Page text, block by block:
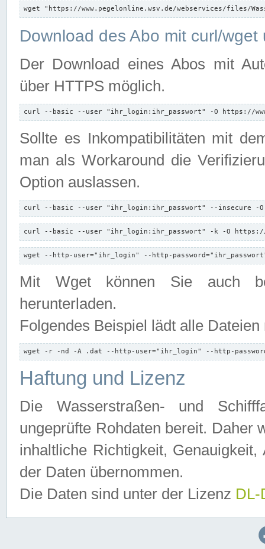
wget "https://www.pegelonline.wsv.de/webservices/files/
Download des Abo mit curl/
Der Download eines Abos mit
über HTTPS möglich.
curl --basic --user "ihr_login:ihr_passwort" -O https://
Sollte es Inkompatibilitäten mit
man als Workaround die
Option auslassen.
curl --basic --user "ihr_login:ihr_passwort" --insecure -
curl --basic --user "ihr_login:ihr_passwort" -k -O https://
wget --http-user="ihr_login" --http-
Mit Wget können Sie auch
herunterladen.
Folgendes Beispiel lädt alle
wget -r -nd -A .dat --http-user="ihr_login" --http-
Haftung und Lizenz
Die Wasserstraßen- und
ungeprüfte Rohdaten bereit. Daher
inhaltliche Richtigkeit,
der Daten übernommen.
Die Daten sind unter der Lizenz